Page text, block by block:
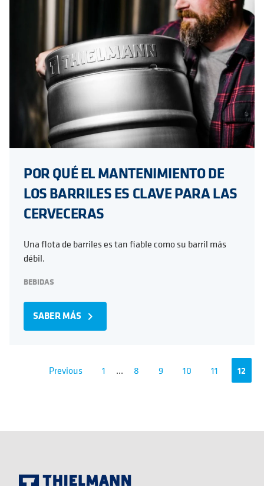
POR QUÉ EL MANTENIMIENTO DE
LOS BARRILES ES CLAVE PARA LAS
CERVECERAS
Una flota de barriles es tan fiable como su barril más
débil.
BEBIDAS
SABER MÁS navigate_next
Previous 1 ... 8 9 10 11 12